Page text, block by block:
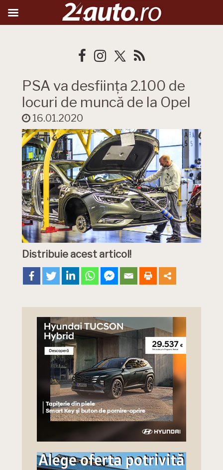
PSA va desființa 2.100 de
locuri de muncă de la Opel
16.01.2020
Distribuie acest articol!